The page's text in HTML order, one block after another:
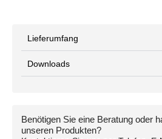
Lieferumfang
Downloads
Benötigen Sie eine Beratung oder
unseren Produkten?